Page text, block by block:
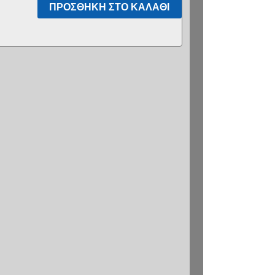
ΠΡΟΣΘΉΚΗ ΣΤΟ ΚΑΛΆΘΙ